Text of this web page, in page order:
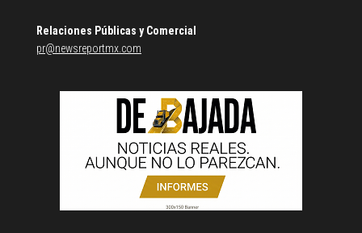
Relaciones Públicas y Comercial
pr@newsreportmx.com